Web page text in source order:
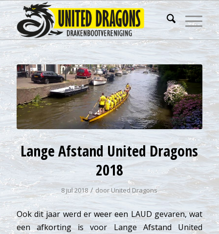
Lange Afstand United Dragons
2018
8 jul 2018 / doorUnited Dragons
Ook dit jaar werd er weer een LAUD gevaren, wat
een afkorting is voor Lange Afstand United